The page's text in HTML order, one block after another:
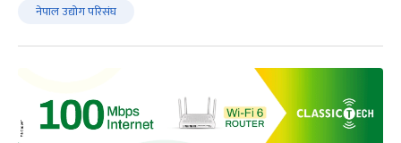
नेपाल उद्योग परिसंघ